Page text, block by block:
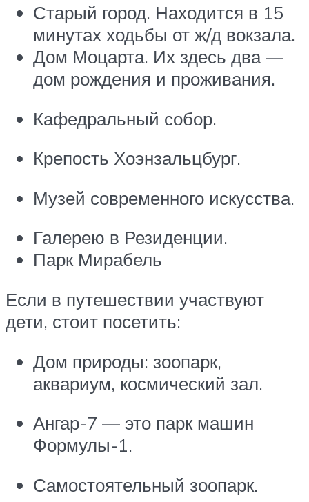
Старый город. Находится в 15
минутах ходьбы от ж/д вокзала.
Дом Моцарта. Их здесь два —
дом рождения и проживания.
Кафедральный собор.
Крепость Хоэнзальцбург.
Музей современного искусства.
Галерею в Резиденции.
Парк Мирабель
Если в путешествии участвуют
дети, стоит посетить:
Дом природы: зоопарк,
аквариум, космический зал.
Ангар-7 — это парк машин
Формулы-1.
Самостоятельный зоопарк.